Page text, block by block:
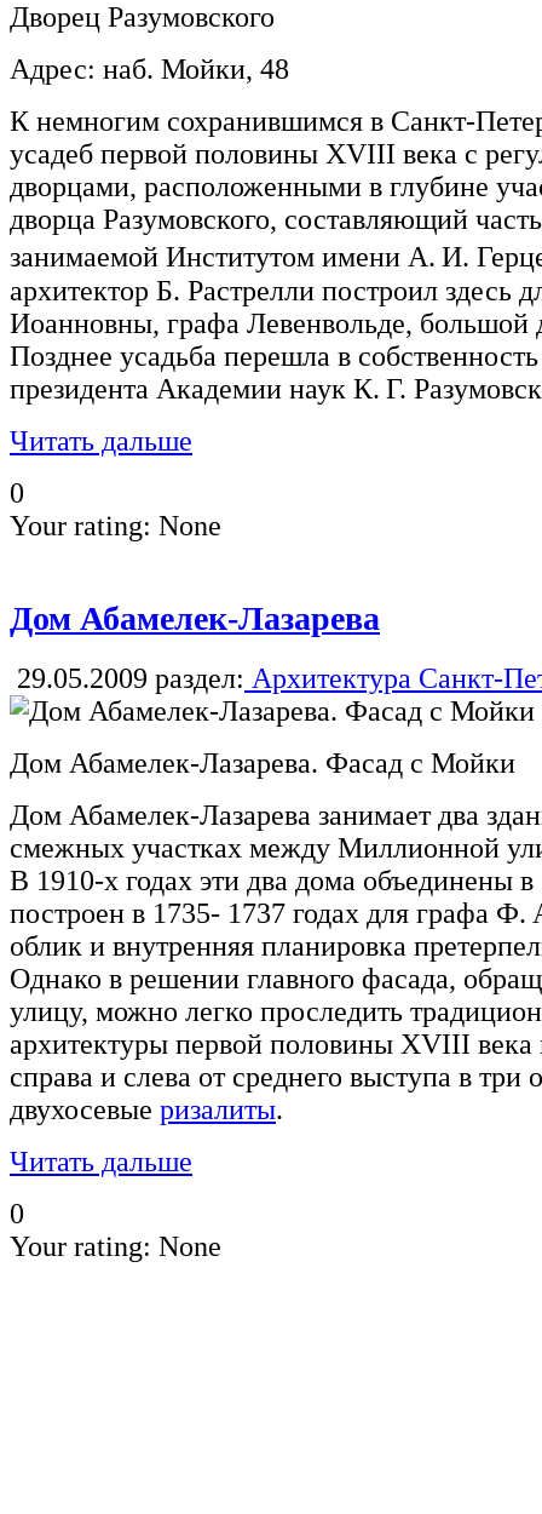
Дворец Разумовского
Адрес: наб. Мойки, 48
К немногим сохранившимся в Санкт-
усадеб первой половины XVIII века с
дворцами, расположенными в глубине
дворца Разумовского, составляющий
занимаемой Институтом имени А. И.
архитектор Б. Растрелли построил здесь
Иоанновны, графа Левенвольде, большой
Позднее усадьба перешла в
президента Академии наук К. Г.
Читать дальше
0
Your rating: None
Дом Абамелек-Лазарева
29.05.2009 раздел: Архитектура Санкт-
Дом Абамелек-Лазарева. Фасад с Мойки
Дом Абамелек-Лазарева занимает два
смежных участках между Миллионной
В 1910-х годах эти два дома объединены
построен в 1735- 1737 годах для графа
облик и внутренняя планировка
Однако в решении главного фасада,
улицу, можно легко проследить
архитектуры первой половины XVIII
справа и слева от среднего выступа в
двухосевые ризалиты.
Читать дальше
0
Your rating: None